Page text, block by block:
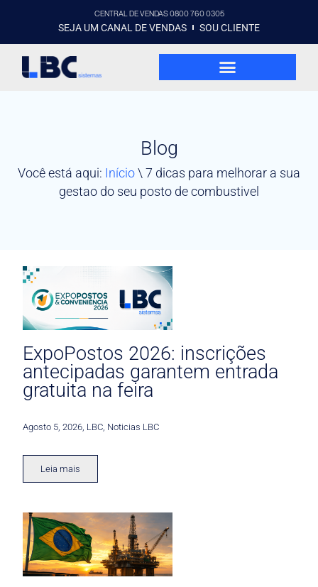
CENTRAL DE VENDAS 0800 760 0305
SEJA UM CANAL DE VENDAS SOU CLIENTE
Blog
Você está aqui: Início\ 7 dicas para melhorar a sua
gestao do seu posto de combustivel
ExpoPostos 2026: inscrições
antecipadas garantem entrada
gratuita na feira
Agosto 5, 2026 LBC Noticias LBC
Leia mais